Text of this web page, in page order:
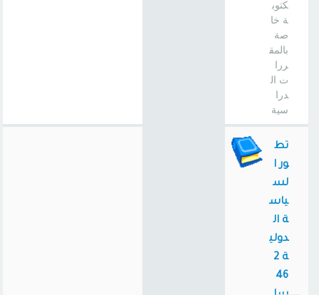
كتوب
ة خا
صة
بالمق
ررا
ت ال
درا
سية
تط
ور ا
لس
ياس
ة ال
دولي
ة 2
46